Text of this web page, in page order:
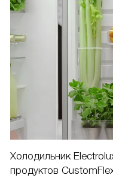
Холодильник
продуктов